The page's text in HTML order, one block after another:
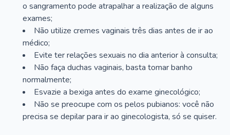
o sangramento pode atrapalhar a realização de alguns
exames;
Não utilize cremes vaginais três dias antes de ir ao
médico;
Evite ter relações sexuais no dia anterior à consulta;
Não faça duchas vaginais, basta tomar banho
normalmente;
Esvazie a bexiga antes do exame ginecológico;
Não se preocupe com os pelos pubianos: você não
precisa se depilar para ir ao ginecologista, só se quiser.